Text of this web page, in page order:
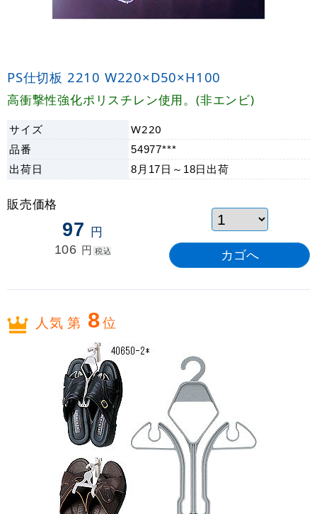
PS仕切板 2210 W220×D50×H100
高衝撃性強化ポリスチレン使用。(非エンビ)
サイズ
W220
品番
54977***
出荷日 8月17日～18日 出荷
販売価格
97 円
106 円 税込
人気 第 8位